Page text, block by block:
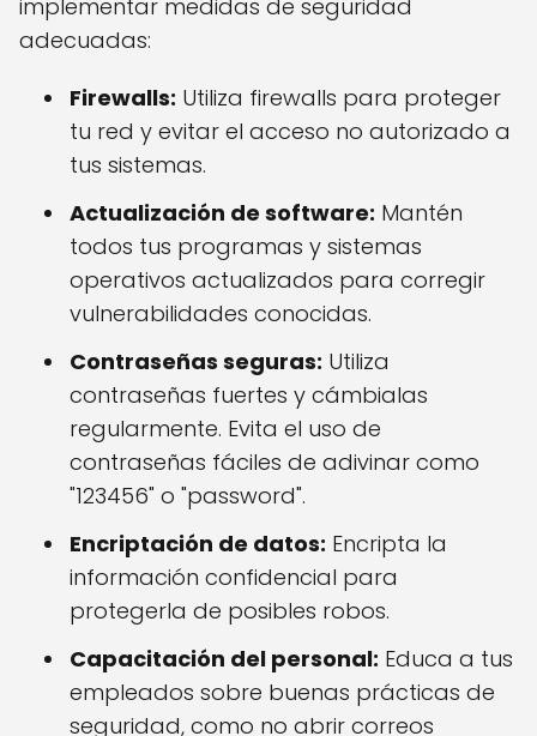
implementar medidas de seguridad
adecuadas:
Firewalls: Utiliza firewalls para proteger
tu red y evitar el acceso no autorizado a
tus sistemas.
Actualización de software: Mantén
todos tus programas y sistemas
operativos actualizados para corregir
vulnerabilidades conocidas.
Contraseñas seguras: Utiliza
contraseñas fuertes y cámbialas
regularmente. Evita el uso de
contraseñas fáciles de adivinar como
"123456" o "password".
Encriptación de datos: Encripta la
información confidencial para
protegerla de posibles robos.
Capacitación del personal: Educa a tus
empleados sobre buenas prácticas de
seguridad, como no abrir correos